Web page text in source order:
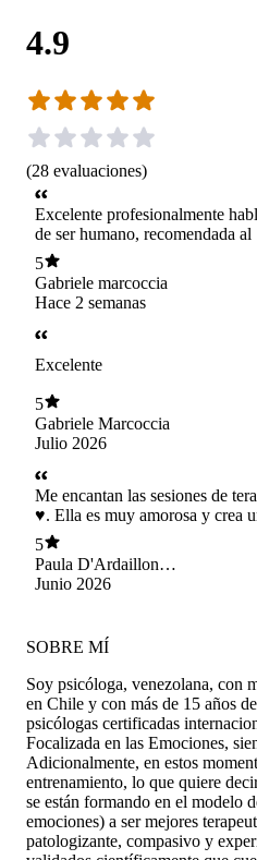
4.9
(28 evaluaciones)
Excelente profesionalmente
de ser humano, recomendada al
5
Gabriele marcoccia
Hace 2 semanas
Excelente
5
Gabriele Marcoccia
Julio 2026
Me encantan las sesiones de
♥️. Ella es muy amorosa y crea
seguro en psicoterapia, lo que
mucho a permitirme conectar
emociones y sentirlas (algo que
muy difícil), explorar patrones
totalmente!!
5
Paula D'Ardaillon
Lagos
Junio 2026
SOBRE MÍ
Soy psicóloga, venezolana, con
en Chile y con más de 15 años
psicólogas certificadas
Focalizada en las Emociones,
Adicionalmente, en estos
entrenamiento, lo que quiere
se están formando en el modelo
emociones) a ser mejores
patologizante, compasivo y